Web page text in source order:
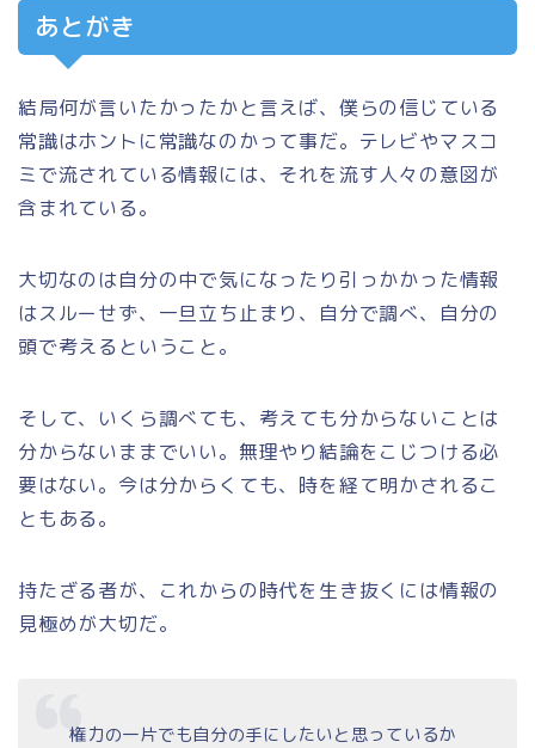
あとがき
結局何が言いたかったかと言えば、僕らの信じている
常識はホントに常識なのかって事だ。テレビやマスコ
ミで流されている情報には、それを流す人々の意図が
含まれている。
大切なのは自分の中で気になったり引っかかった情報
はスルーせず、一旦立ち止まり、自分で調べ、自分の
頭で考えるということ。
そして、いくら調べても、考えても分からないことは
分からないままでいい。無理やり結論をこじつける必
要はない。今は分からくても、時を経て明かされるこ
ともある。
持たざる者が、これからの時代を生き抜くには情報の
見極めが大切だ。
権力の一片でも自分の手にしたいと思っているか